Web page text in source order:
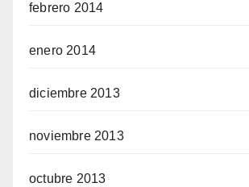
febrero 2014
enero 2014
diciembre 2013
noviembre 2013
octubre 2013